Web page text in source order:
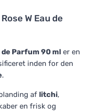
W Eau de
de Parfum 90 ml er en
inden for den
.
af litchi,
en frisk og